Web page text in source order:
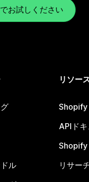
お試しください
ル
リソー
Shopify
APIドキ
Shopify
リサー